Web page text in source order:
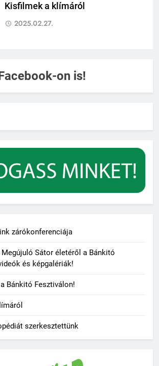
Kisfilmek a klímáról
2025.02.27.
on is!
zárókonferenciája
Megújuló Sátor életéről a Bánkitó
és képgalériák!
Bánkitó Fesztiválon!
szerkesztettünk